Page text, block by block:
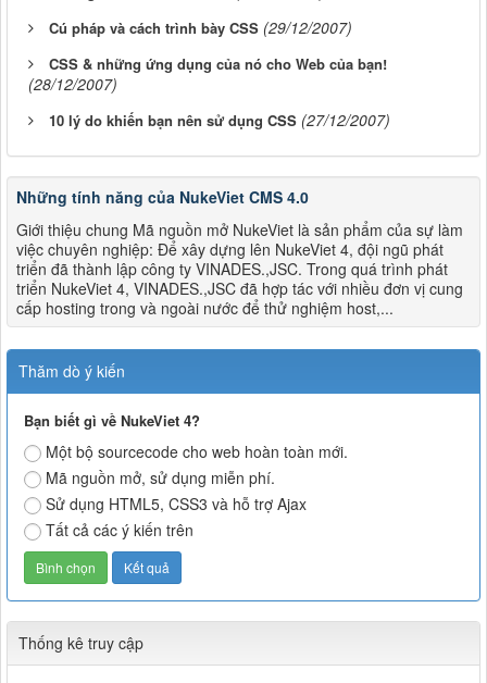
Cú pháp và cách trình bày CSS (29/12/2007)
CSS & những ứng dụng của nó cho Web của bạn!
(28/12/2007)
10 lý do khiến bạn nên sử dụng CSS (27/12/2007)
Những tính năng của NukeViet CMS 4.0
Giới thiệu chung Mã nguồn mở NukeViet là sản phẩm của sự làm
việc chuyên nghiệp: Để xây dựng lên NukeViet 4, đội ngũ phát
triển đã thành lập công ty VINADES.,JSC. Trong quá trình phát
triển NukeViet 4, VINADES.,JSC đã hợp tác với nhiều đơn vị cung
cấp hosting trong và ngoài nước để thử nghiệm host,...
Thăm dò ý kiến
Bạn biết gì về NukeViet 4?
Một bộ sourcecode cho web hoàn toàn mới.
Mã nguồn mở, sử dụng miễn phí.
Sử dụng HTML5, CSS3 và hỗ trợ Ajax
Tất cả các ý kiến trên
Thống kê truy cập